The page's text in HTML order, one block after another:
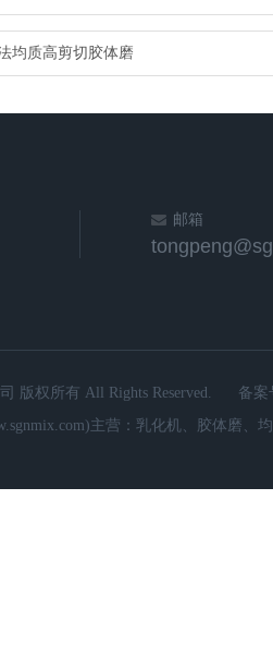
均质高剪切胶体磨
邮箱
版权所有 All Rights Reserved.
备案
主营：乳化机、胶体磨